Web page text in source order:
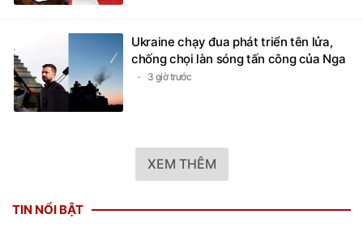
chống chọi làn sóng tấn công của Nga
3 giờ trước
XEM THÊM